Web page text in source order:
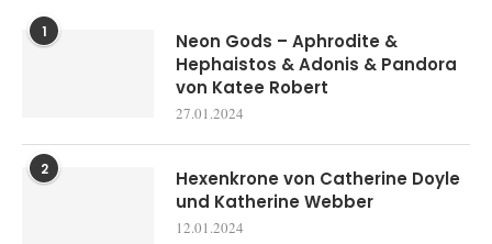
1
Neon Gods – Aphrodite &
Hephaistos & Adonis & Pandora
von Katee Robert
27.01.2024
2
Hexenkrone von Catherine Doyle
und Katherine Webber
12.01.2024